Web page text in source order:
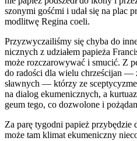
szo­ny­mi gość­mi i udał się na plac
modli­twę Regi­na coeli.
Przy­zwy­cza­ili­śmy się chy­ba do
nicz­nych z udzia­łem papie­ża
może roz­cza­ro­wy­wać i smu­cić. Z
do rado­ści dla wie­lu chrze­ści­jan
sław­nych — któ­rzy ze
na dia­log eku­me­nicz­nych, a
geum tego, co dozwo­lo­ne i
Za parę tygo­dni papież przy­bę­dzie
może tam kli­mat eku­me­nicz­ny